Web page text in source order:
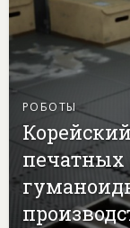
РОБОТЫ
печатных